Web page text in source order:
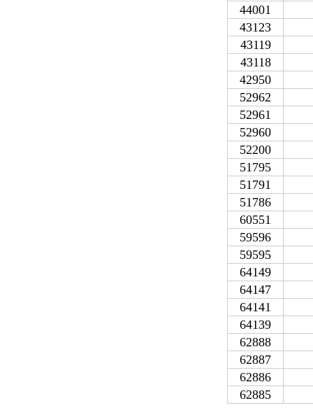
44001
43123
43119
43118
42950
52962
52961
52960
52200
51795
51791
51786
60551
59596
59595
64149
64147
64141
64139
62888
62887
62886
62885